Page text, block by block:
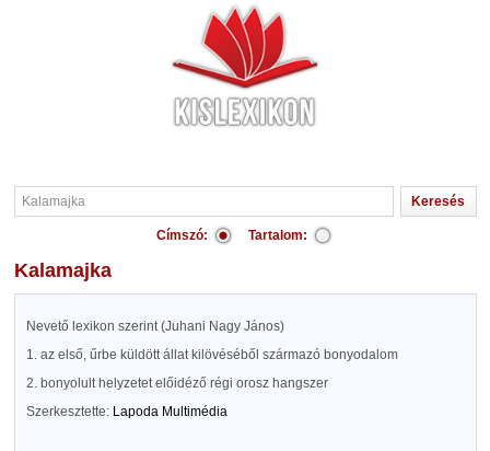
Címszó: Tartalom:
Kalamajka
Nevető lexikon szerint (Juhani Nagy János)
1. az első, űrbe küldött állat kilövéséből származó bonyodalom
2. bonyolult helyzetet előidéző régi orosz hangszer
Szerkesztette: Lapoda Multimédia